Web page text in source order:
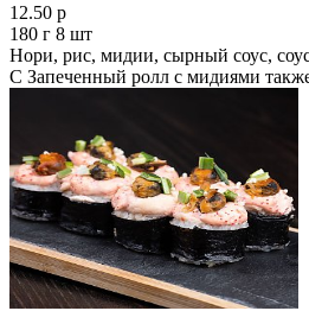
12.50 р
180 г 8 шт
Нори, рис, мидии, сырный соус,
С Запеченный ролл с мидиями